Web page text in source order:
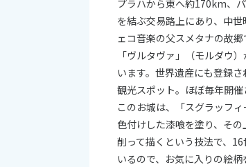
プラハから東へ約170km、
を結ぶ交易路上にあり、中
ェコ音楽の父スメタナの故
「ヴルタヴァ」（モルダウ
います。世界遺産にも登録
観光スポット。ほぼ毎年開
このお城は、「スグラッフ
色付けした漆喰を塗り、そ
削って描くという技法で、
いるので、お気に入りの絵